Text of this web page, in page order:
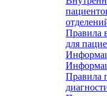
Правила
для
Правила